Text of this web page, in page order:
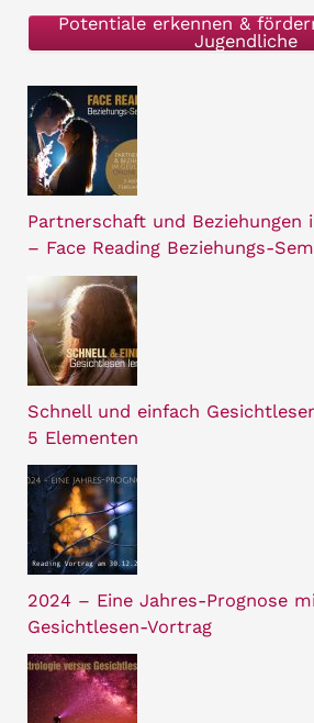
h
:
Potentiale erkennen &
Jugendliche
Partnerschaft und Beziehungen
– Face Reading Beziehungs-
Schnell und einfach
5 Elementen
2024 – Eine Jahres-Prognose
Gesichtlesen-Vortrag